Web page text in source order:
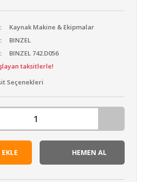
Kaynak Makine & Ekipmalar
BINZEL
BINZEL 742.D056
taksitlerle!
Seçenekleri
HEMEN AL